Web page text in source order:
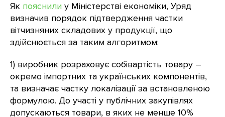
Як пояснили у Міністерстві економіки, Уряд
визначив порядок підтвердження частки
вітчизняних складових у продукції, що
здійснюється за таким алгоритмом:
1) виробник розраховує собівартість товару –
окремо імпортних та українських компонентів,
та визначає частку локалізації за встановленою
формулою. До участі у публічних закупівлях
допускаються товари, в яких не менше 10%